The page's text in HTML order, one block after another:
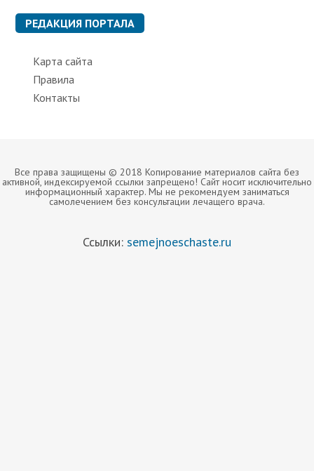
РЕДАКЦИЯ ПОРТАЛА
Карта сайта
Правила
Контакты
Все права защищены © 2018 Копирование материалов сайта без
активной, индексируемой ссылки запрещено! Сайт носит исключительно
информационный характер. Мы не рекомендуем заниматься
самолечением без консультации лечащего врача.
Ссылки: semejnoeschaste.ru